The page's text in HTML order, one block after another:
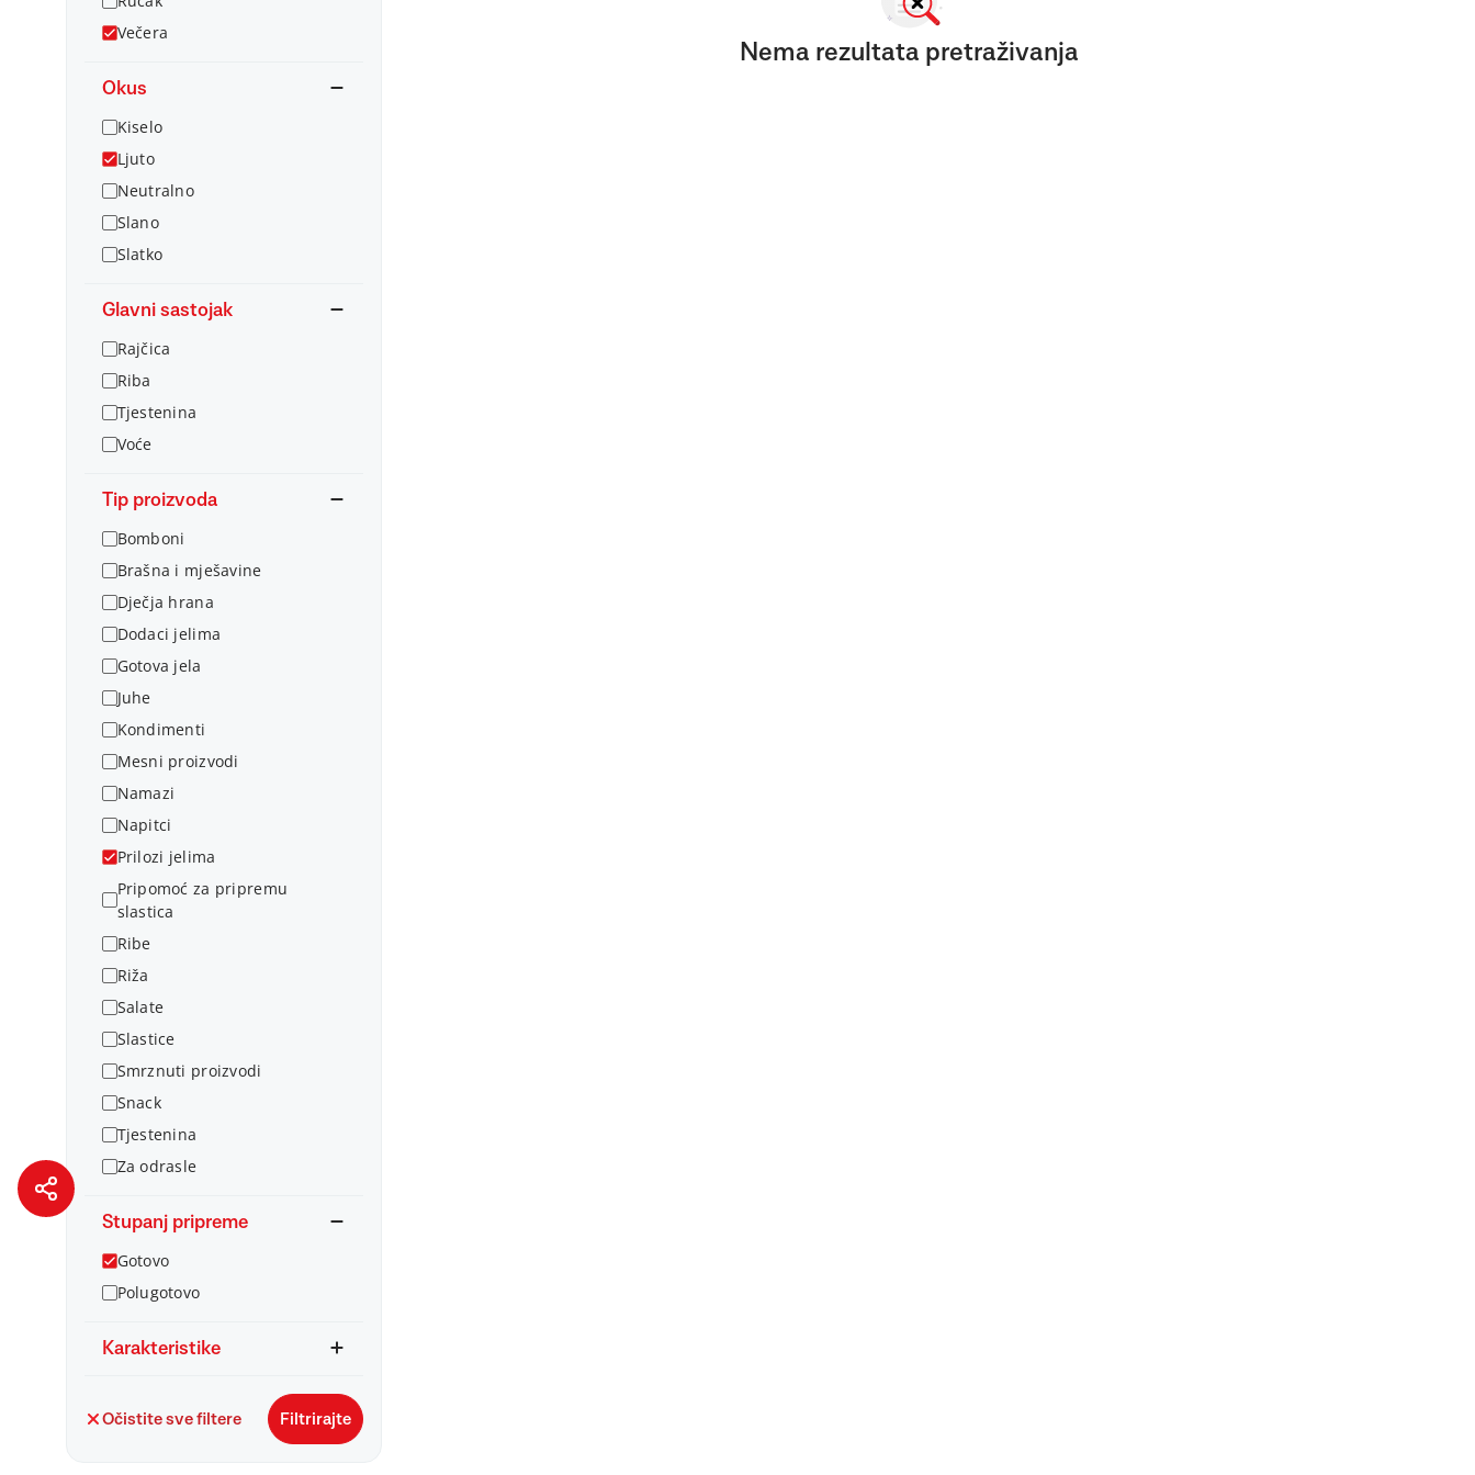
Večera
Okus
Kiselo
Ljuto
Neutralno
Slano
Slatko
Glavni sastojak
Rajčica
Riba
Tjestenina
Voće
Tip proizvoda
Bomboni
Brašna i mješavine
Dječja hrana
Dodaci jelima
Gotova jela
Juhe
Kondimenti
Mesni proizvodi
Namazi
Napitci
Prilozi jelima
Pripomoć za pripremu
slastica
Ribe
Riža
Salate
Slastice
Smrznuti proizvodi
Snack
Tjestenina
Za odrasle
Stupanj pripreme
Gotovo
Polugotovo
Karakteristike
Očistite sve filtere Filtrirajte
Nema rezultata pretraživanja